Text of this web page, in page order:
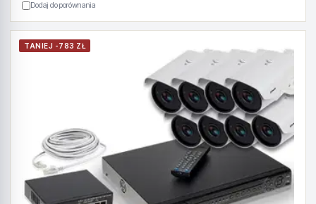
Dodaj do porównania
TANIEJ -783 ZŁ